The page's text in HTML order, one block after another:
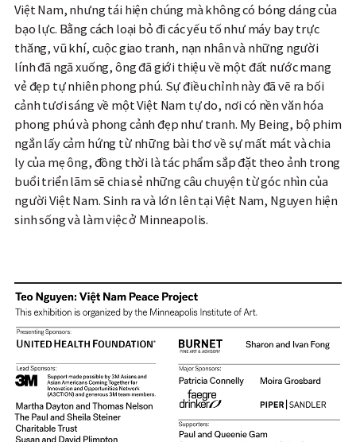
Việt Nam, nhưng tái hiện chúng mà không có bóng dáng của
bạo lực. Bằng cách loại bỏ đi các yếu tố như máy bay trực
thăng, vũ khí, cuộc giao tranh, nạn nhân và những người
lính đã ngã xuống, ông đã giới thiệu về một đất nước mang
vẻ đẹp tự nhiên phong phú. Sự điều chỉnh này đã vẽ ra bối
cảnh tươi sáng về một Việt Nam tự do, nơi có nền văn hóa
phong phú và phong cảnh đẹp như tranh. My Being, bộ phim
ngắn lấy cảm hứng từ những bài thơ về sự mất mát và chia
ly của mẹ ông, đồng thời là tác phẩm sắp đặt theo ảnh trong
buổi triển lãm sẽ chia sẻ những câu chuyện từ góc nhìn của
người Việt Nam. Sinh ra và lớn lên tại Việt Nam, Nguyen hiện
sinh sống và làm việc ở Minneapolis.